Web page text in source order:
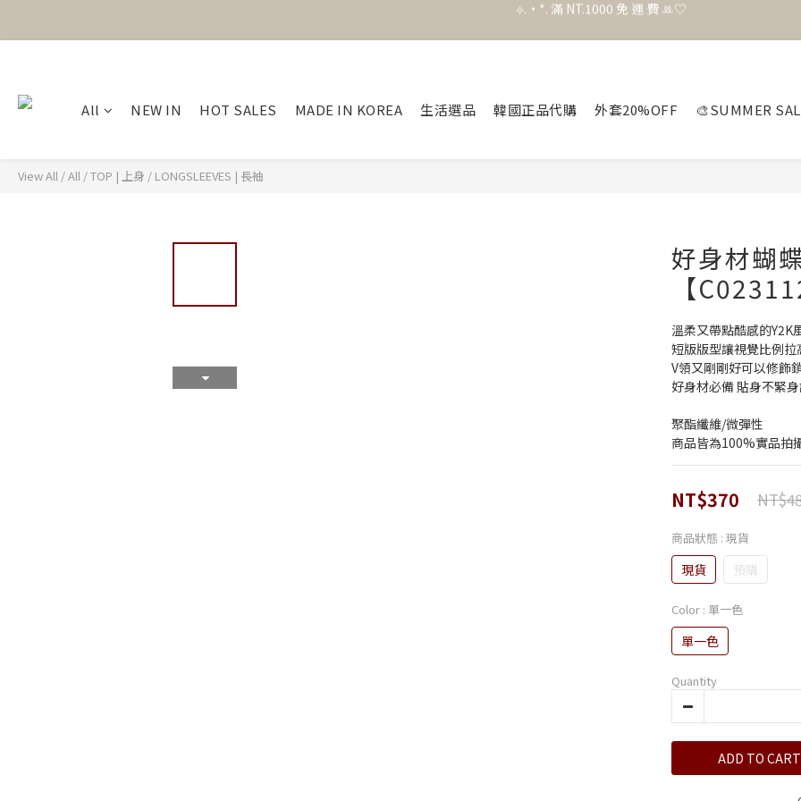
官 網 加 入 會 員 贈 50 元 購 物 金 .ᐟ.ᐟ.ᐟ
官 網 加 入 會 員 贈 50 元 購 物 金 .ᐟ.ᐟ.ᐟ
官 網 加 入 會 員 贈 50 元 購 物 金 .ᐟ.ᐟ.ᐟ
All NEW IN HOT SALES MADE IN KOREA 生活選品 韓國正品代購 外套20%OFF 🎨SUMMER
View All /All /TOP | 上身 / LONGSLEEVES | 長袖
好身材蝴
【
溫柔又帶點酷感的Y2K
短版版型讓視覺比例拉
V領又剛剛好可以修飾
好身材必備 貼身不緊
聚酯纖維/微彈性
商品皆為100%實品拍
NT$370
商品狀態 : 現貨
現貨 預購
Color : 單一色
單一色
Quantity
ADD TO CART